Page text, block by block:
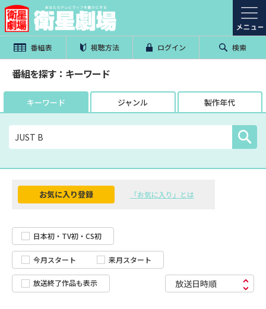
番組表 視聴方法 ログイン 検索
番組を探す：キーワード
キーワード ジャンル 製作年代
お気に入り登録 「お気に入り」とは
日本初・TV初・CS初
今月スタート 来月スタート
放送終了作品も表示 放送日時順